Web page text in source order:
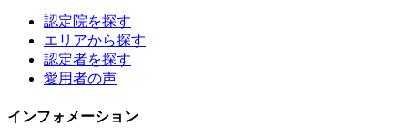
認定院を探す
エリアから探す
認定者を探す
愛用者の声
インフォメーション